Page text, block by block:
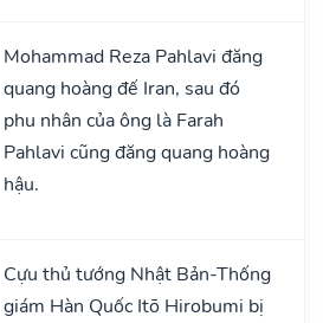
Mohammad Reza Pahlavi đăng
quang hoàng đế Iran, sau đó
phu nhân của ông là Farah
Pahlavi cũng đăng quang hoàng
hậu.
Cựu thủ tướng Nhật Bản-Thống
giám Hàn Quốc Itō Hirobumi bị